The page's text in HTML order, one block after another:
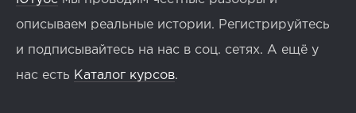
описываем реальные истории. Регистрируйтесь
и подписывайтесь на нас в соц. сетях. А ещё у
нас есть Каталог курсов.